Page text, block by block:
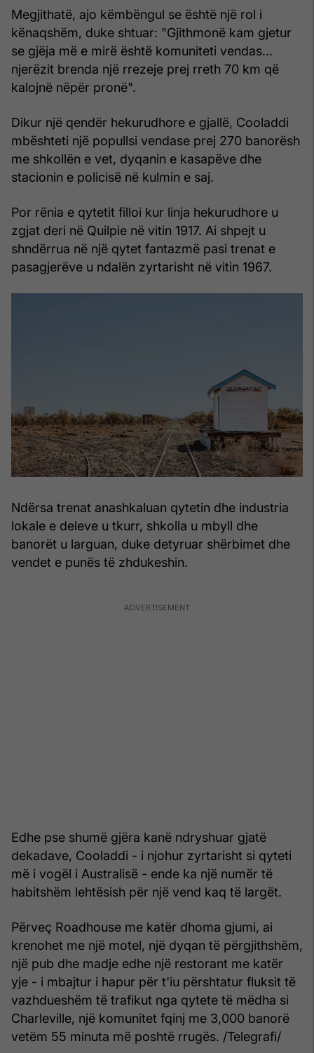
Megjithatë, ajo këmbëngul se është një rol i
kënaqshëm, duke shtuar: "Gjithmonë kam gjetur
se gjëja më e mirë është komuniteti vendas...
njerëzit brenda një rrezeje prej rreth 70 km që
kalojnë nëpër pronë".
Dikur një qendër hekurudhore e gjallë, Cooladdi
mbështeti një popullsi vendase prej 270 banorësh
me shkollën e vet, dyqanin e kasapëve dhe
stacionin e policisë në kulmin e saj.
Por rënia e qytetit filloi kur linja hekurudhore u
zgjat deri në Quilpie në vitin 1917. Ai shpejt u
shndërrua në një qytet fantazmë pasi trenat e
pasagjerëve u ndalën zyrtarisht në vitin 1967.
Ndërsa trenat anashkaluan qytetin dhe industria
lokale e deleve u tkurr, shkolla u mbyll dhe
banorët u larguan, duke detyruar shërbimet dhe
vendet e punës të zhdukeshin.
Edhe pse shumë gjëra kanë ndryshuar gjatë
dekadave, Cooladdi - i njohur zyrtarisht si qyteti
më i vogël i Australisë - ende ka një numër të
habitshëm lehtësish për një vend kaq të largët.
Përveç Roadhouse me katër dhoma gjumi, ai
krenohet me një motel, një dyqan të përgjithshëm,
një pub dhe madje edhe një restorant me katër
yje - i mbajtur i hapur për t'iu përshtatur fluksit të
vazhdueshëm të trafikut nga qytete të mëdha si
Charleville, një komunitet fqinj me 3,000 banorë
vetëm 55 minuta më poshtë rrugës. /Telegrafi/